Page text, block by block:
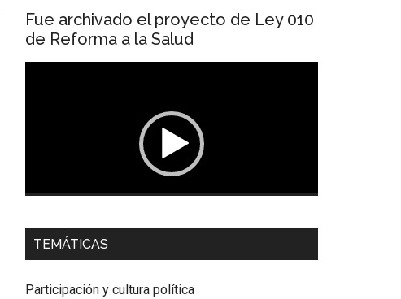
Fue archivado el proyecto de Ley 010
de Reforma a la Salud
Dra. Carolina Corcho Mejía,
Latinoamericana Sur, Vicepresidenta Federación
TEMÁTICAS
Participación y cultura política